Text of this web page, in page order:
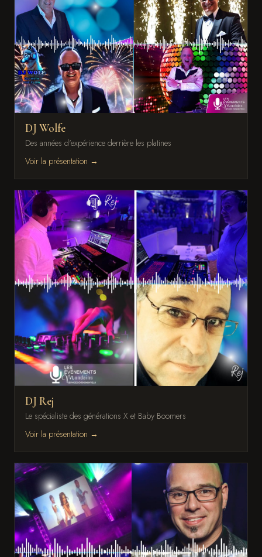
DJ Wolfe
Des années d'expérience derrière les platines
Voir la présentation →
DJ Rej
Le spécialiste des générations X et Baby Boomers
Voir la présentation →